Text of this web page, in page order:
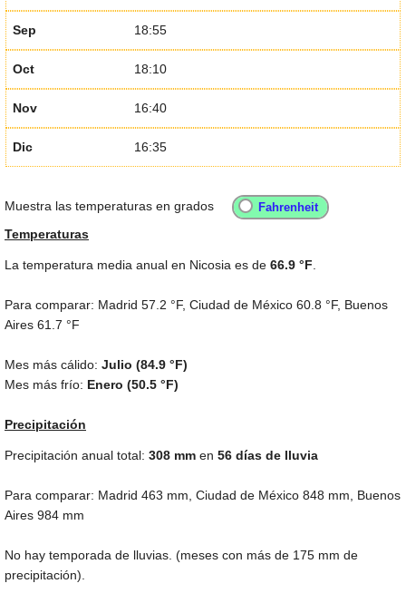
Sep 18:55
Oct 18:10
Nov 16:40
Dic 16:35
Muestra las temperaturas en grados
Temperaturas
La temperatura media anual en Nicosia es de 66.9 °F
Para comparar: Madrid 57.2 °F, Ciudad de México 60.8 °F, Buenos
Aires 61.7 °F
Mes más cálido: Julio (84.9 °F)
Mes más frío: Enero (50.5 °F)
Precipitación
Precipitación anual total: 308 mm en 56 días de lluvia
Para comparar: Madrid 463 mm , Ciudad de México 848 mm , Buenos
Aires 984 mm
No hay temporada de lluvias. (meses con más de 175 mm de
precipitación).